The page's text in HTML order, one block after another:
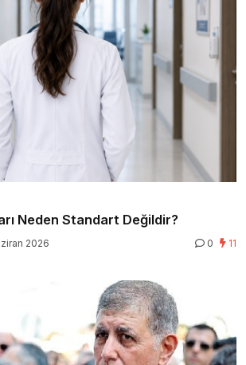
Neden Standart Değildir?
2026 0 11